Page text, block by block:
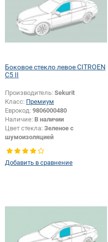
Боковое стекло левое CITROEN
C5 II
Производитель: Sekurit
Класс: Премиум
Еврокод: 9806000480
Наличие: В наличии
Цвет стекла: Зеленое с
шумоизоляцией
Добавить в сравнение